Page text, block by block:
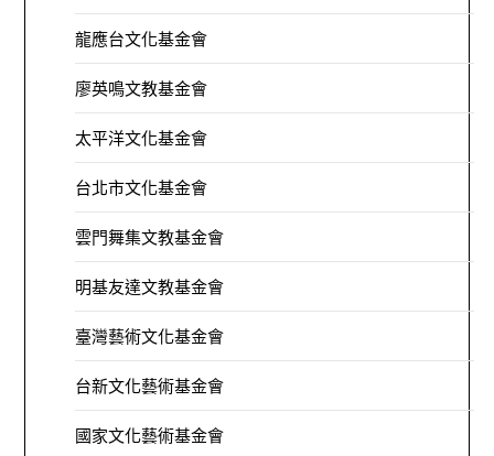
龍應台文化基金會
廖英鳴文教基金會
太平洋文化基金會
台北市文化基金會
雲門舞集文教基金會
明基友達文教基金會
臺灣藝術文化基金會
台新文化藝術基金會
國家文化藝術基金會